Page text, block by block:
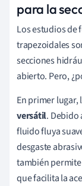
para la
Los estudios de
trapezoidales
secciones
abierto. Pero,
En primer
versátil.
fluido fluya
desgaste
también
que facilita la